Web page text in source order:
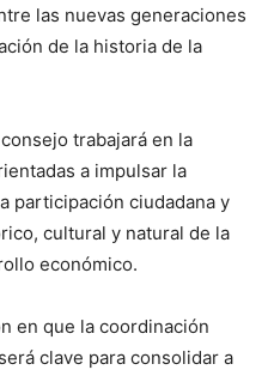
las nuevas generaciones
de la historia de la
trabajará en la
a impulsar la
participación ciudadana y
cultural y natural de la
económico.
en que la coordinación
clave para consolidar a